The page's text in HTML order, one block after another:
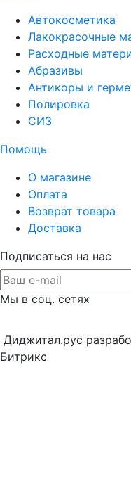
Автокосметика
Лакокрасочные
Расходные
Абразивы
Антикоры и
Полировка
СИЗ
Помощь
О магазине
Оплата
Возврат товара
Доставка
Подписаться на нас
Мы в соц. сетях
Диджитал.рус
Битрикс